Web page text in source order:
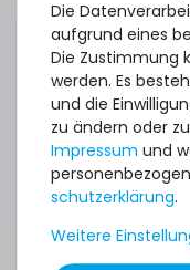
Dieses Hardware
Verbindung mit
Server. Sofern
absichern
individuelles
uns einholen.
Servicepartner
Die
aufgrund eines
Die Zustimmung
werden. Es
und die
zu ändern oder
Impressum und
schutz­erklärung.
Weitere